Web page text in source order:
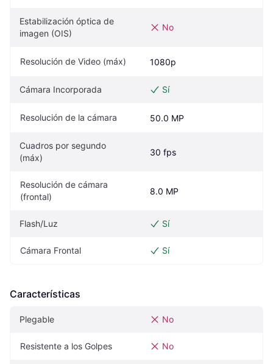
Estabilización óptica de
imagen (OIS)
No
Resolución de Video (máx) 1080p
Cámara Incorporada Sí
Resolución de la cámara 50.0 MP
Cuadros por segundo
(máx)
30 fps
Resolución de cámara
(frontal)
8.0 MP
Flash/Luz Sí
Cámara Frontal Sí
Características
Plegable No
Resistente a los Golpes No